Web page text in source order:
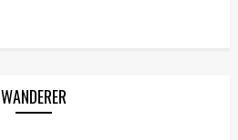
WANDERER